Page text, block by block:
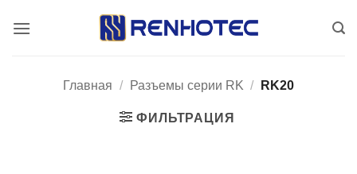
Главная / Разъемы серии RK / RK20
ФИЛЬТРАЦИЯ